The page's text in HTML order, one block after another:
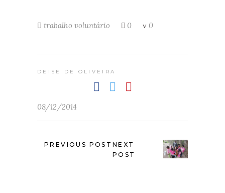
trabalho voluntário 0 0
DEISE DE OLIVEIRA
08/12/2014
PREVIOUS POST NEXT
POST